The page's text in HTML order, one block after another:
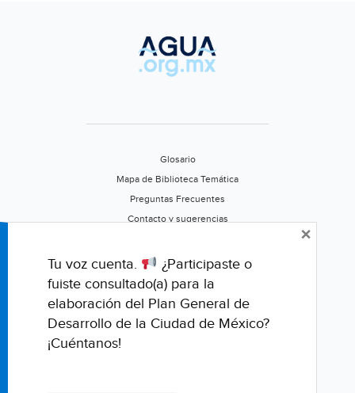
Glosario
Mapa de Biblioteca Temática
Preguntas Frecuentes
Contacto y sugerencias
Califica este portal
Tu voz cuenta.
¿Participaste o
fuiste consultado(a) para la
elaboración del Plan General de
Desarrollo de la Ciudad de México?
¡Cuéntanos!
×